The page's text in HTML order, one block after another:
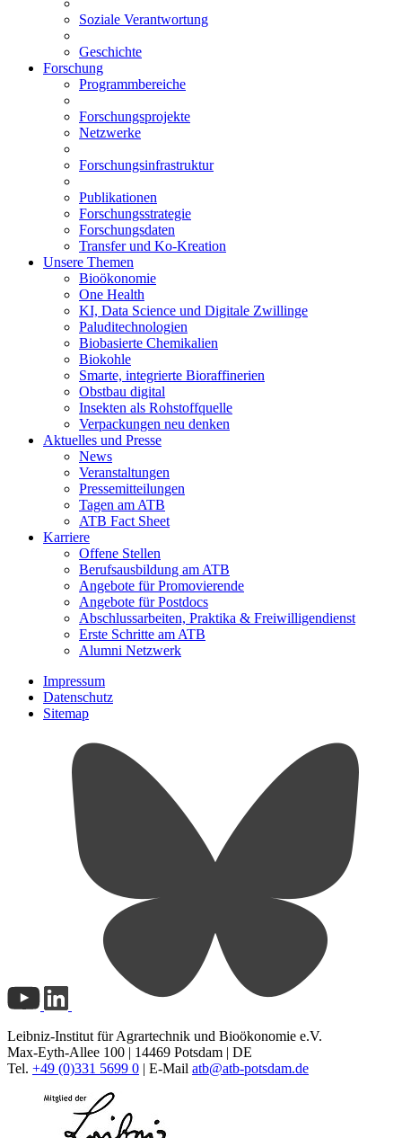
Soziale Verantwortung
Geschichte
Forschung
Programmbereiche
Forschungsprojekte
Netzwerke
Forschungsinfrastruktur
Publikationen
Forschungsstrategie
Forschungsdaten
Transfer und Ko-Kreation
Unsere Themen
Bioökonomie
One Health
KI, Data Science und Digitale Zwillinge
Paluditechnologien
Biobasierte Chemikalien
Biokohle
Smarte, integrierte Bioraffinerien
Obstbau digital
Insekten als Rohstoffquelle
Verpackungen neu denken
Aktuelles und Presse
News
Veranstaltungen
Pressemitteilungen
Tagen am ATB
ATB Fact Sheet
Karriere
Offene Stellen
Berufsausbildung am ATB
Angebote für Promovierende
Angebote für Postdocs
Abschlussarbeiten, Praktika & Freiwilligendienst
Erste Schritte am ATB
Alumni Netzwerk
Impressum
Datenschutz
Sitemap
Leibniz-Institut für Agrartechnik und Bioökonomie e.V.
Max-Eyth-Allee 100 | 14469 Potsdam | DE
Tel. +49 (0)331 5699 0 | E-Mail atb@atb-potsdam.de